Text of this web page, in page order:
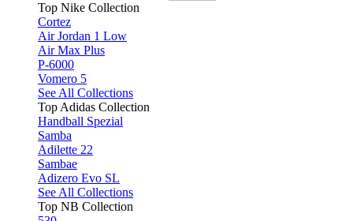
Top Nike Collection
Cortez
Air Jordan 1 Low
Air Max Plus
P-6000
Vomero 5
See All Collections
Top Adidas Collection
Handball Spezial
Samba
Adilette 22
Sambae
Adizero Evo SL
See All Collections
Top NB Collection